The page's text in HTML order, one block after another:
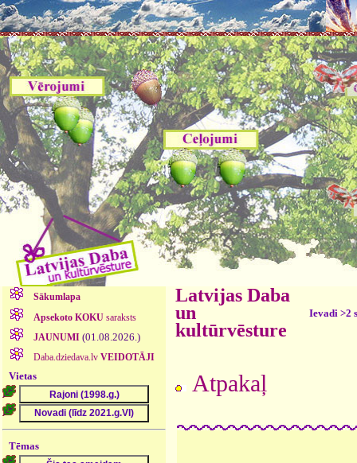
Sākumlapa
Apsekoto KOKUsaraksts
JAUNUMI (01.08.2026.)
Daba.dziedava.lv VEIDOTĀJI
Vietas
Tēmas
Latvijas Daba
un
kultūrvēsture
Ievadi >2
Atpakaļ